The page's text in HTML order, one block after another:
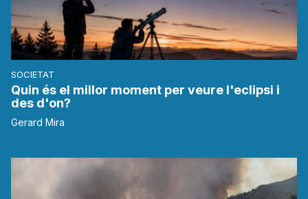
SOCIETAT
Quin és el millor moment per veure l'eclipsi i
des d'on?
Gerard Mira